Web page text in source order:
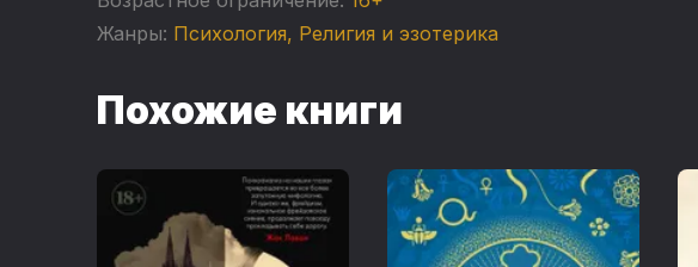
Жанры: Психология, Религия и эзотерика
Похожие книги